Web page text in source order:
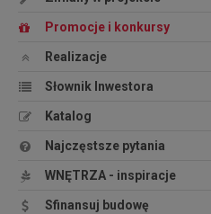
Promocje i konkursy
Realizacje
Słownik Inwestora
Katalog
Najczęstsze pytania
WNĘTRZA - inspiracje
Sfinansuj budowę